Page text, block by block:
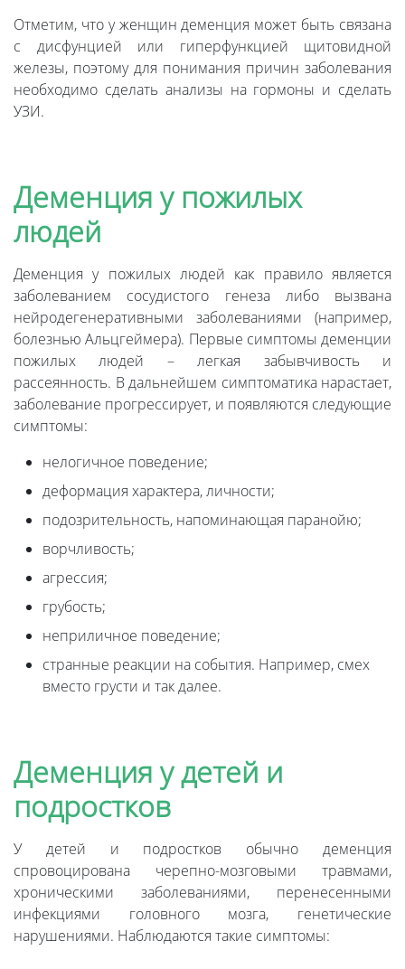
Отметим, что у женщин деменция может быть связана
с дисфунцией или гиперфункцией щитовидной
железы, поэтому для понимания причин заболевания
необходимо сделать анализы на гормоны и сделать
УЗИ.
Деменция у пожилых
людей
Деменция у пожилых людей как правило является
заболеванием сосудистого генеза либо вызвана
нейродегенеративными заболеваниями (например,
болезнью Альцгеймера). Первые симптомы деменции
пожилых людей – легкая забывчивость и
рассеянность. В дальнейшем симптоматика нарастает,
заболевание прогрессирует, и появляются следующие
симптомы:
нелогичное поведение;
деформация характера, личности;
подозрительность, напоминающая паранойю;
ворчливость;
агрессия;
грубость;
неприличное поведение;
странные реакции на события. Например, смех
вместо грусти и так далее.
Деменция у детей и
подростков
У детей и подростков обычно деменция
спровоцирована черепно-мозговыми травмами,
хроническими заболеваниями, перенесенными
инфекциями головного мозга, генетические
нарушениями. Наблюдаются такие симптомы: